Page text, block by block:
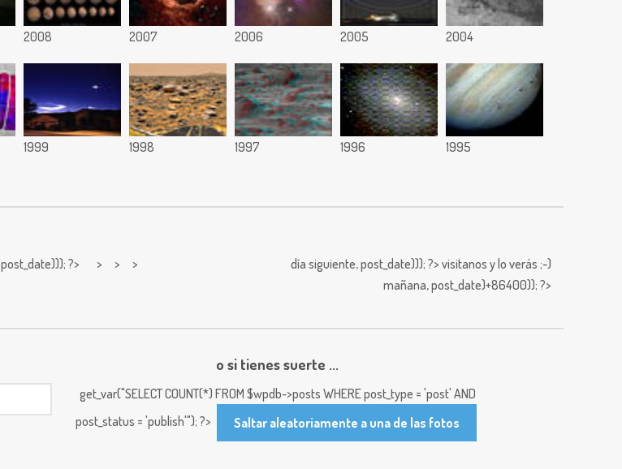
2008 2007 2006 2005 2004
1999 1998 1997 1996 1995
post_date))); ?> > > > día siguiente,post_date))); ?> visitanos y lo verás ;-)
mañana,post_date)+86400)); ?>
o si tienes suerte ...
get_var("SELECT COUNT(*) FROM $wpdb->posts WHERE post_type = 'post' AND
post_status = 'publish'"); ?>
Saltar aleatoriamente a una de las fotos